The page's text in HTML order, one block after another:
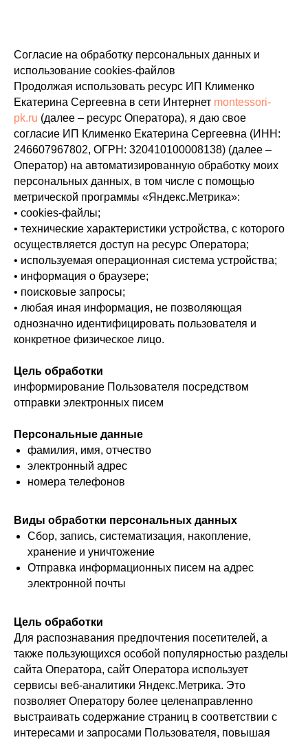
Согласие на обработку персональных данных и
использование cookies-файлов
Продолжая использовать ресурс ИП Клименко
Екатерина Сергеевна в сети Интернет montessori-
pk.ru (далее – ресурс Оператора), я даю свое
согласие ИП Клименко Екатерина Сергеевна (ИНН:
246607967802, ОГРН: 320410100008138) (далее –
Оператор) на автоматизированную обработку моих
персональных данных, в том числе с помощью
метрической программы «Яндекс.Метрика»:
• cookies-файлы;
• технические характеристики устройства, с которого
осуществляется доступ на ресурс Оператора;
• используемая операционная система устройства;
• информация о браузере;
• поисковые запросы;
• любая иная информация, не позволяющая
однозначно идентифицировать пользователя и
конкретное физическое лицо.
Цель обработки
информирование Пользователя посредством
отправки электронных писем
Персональные данные
фамилия, имя, отчество
электронный адрес
номера телефонов
Виды обработки персональных данных
Сбор, запись, систематизация, накопление,
хранение и уничтожение
Отправка информационных писем на адрес
электронной почты
Цель обработки
Для распознавания предпочтения посетителей, а
также пользующихся особой популярностью разделы
сайта Оператора, сайт Оператора использует
сервисы веб-аналитики Яндекс.Метрика. Это
позволяет Оператору более целенаправленно
выстраивать содержание страниц в соответствии с
интересами и запросами Пользователя, повышая